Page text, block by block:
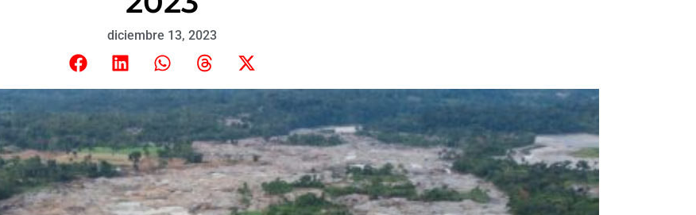
diciembre 13, 2023